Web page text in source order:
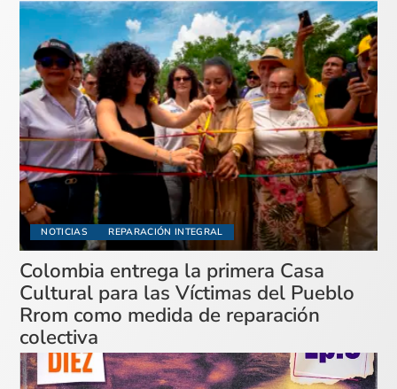
NOTICIAS REPARACIÓN INTEGRAL
Colombia entrega la primera Casa
Cultural para las Víctimas del Pueblo
Rrom como medida de reparación
colectiva